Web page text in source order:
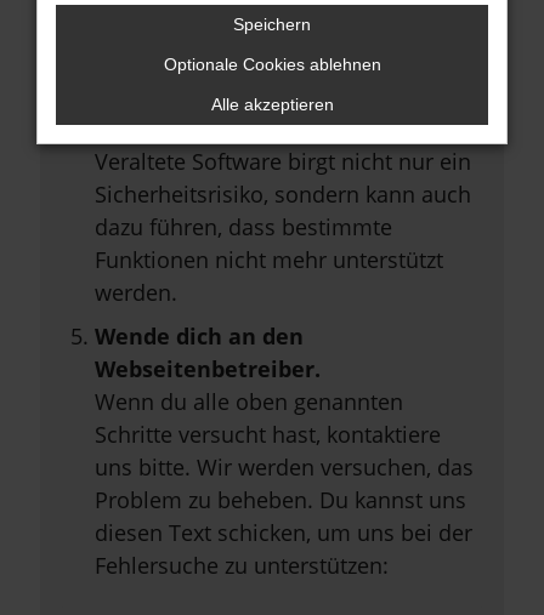
Stelle sicher, dass dein Browser
und dein Betriebssystem auf dem
neuesten Stand sind.
Veraltete Software birgt nicht nur ein
Sicherheitsrisiko, sondern kann auch
dazu führen, dass bestimmte
Funktionen nicht mehr unterstützt
werden.
Wende dich an den
Webseitenbetreiber.
Wenn du alle oben genannten
Schritte versucht hast, kontaktiere
uns bitte. Wir werden versuchen, das
Problem zu beheben. Du kannst uns
diesen Text schicken, um uns bei der
Fehlersuche zu unterstützen:
Speichern
Optionale Cookies ablehnen
Alle akzeptieren